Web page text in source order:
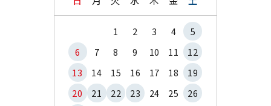
1 2 3 4
5
6
7 8 9 10 11
12
13
14 15 16 17 18
19
20
21 22 23 24 25
26